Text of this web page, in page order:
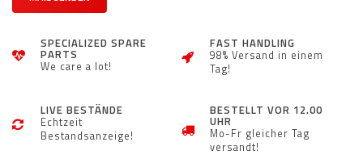
SPECIALIZED SPARE
PARTS
We care a lot!
FAST HANDLING
98% Versand in einem
Tag!
LIVE BESTÄNDE
Echtzeit
Bestandsanzeige!
BESTELLT VOR 12.00
UHR
Mo-Fr gleicher Tag
versandt!